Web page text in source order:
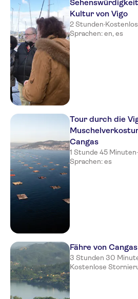
Kultur von Vigo
2 Stunden·
Sprachen: en, es
Tour durch die
Cangas
1 Stunde 45 Minuten·
Sprachen: es
Fähre von
3 Stunden 30
Kostenlose